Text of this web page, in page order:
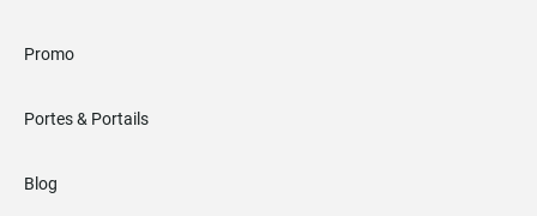
Promo
Portes & Portails
Blog